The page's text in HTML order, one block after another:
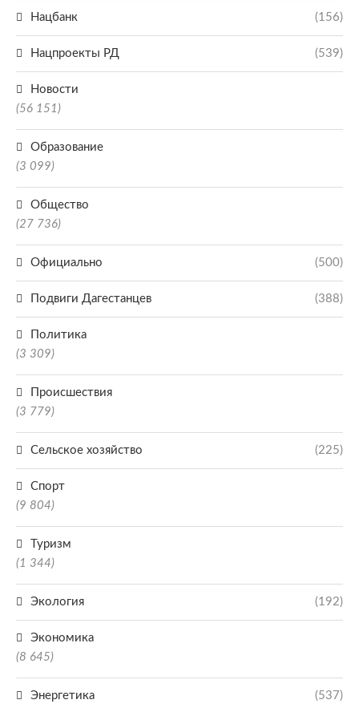
Нацбанк (156)
Нацпроекты РД (539)
Новости
(56 151)
Образование
(3 099)
Общество
(27 736)
Официально (500)
Подвиги Дагестанцев (388)
Политика
(3 309)
Происшествия
(3 779)
Сельское хозяйство (225)
Спорт
(9 804)
Туризм
(1 344)
Экология (192)
Экономика
(8 645)
Энергетика (537)